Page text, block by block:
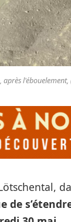
l'ébouelement,
de